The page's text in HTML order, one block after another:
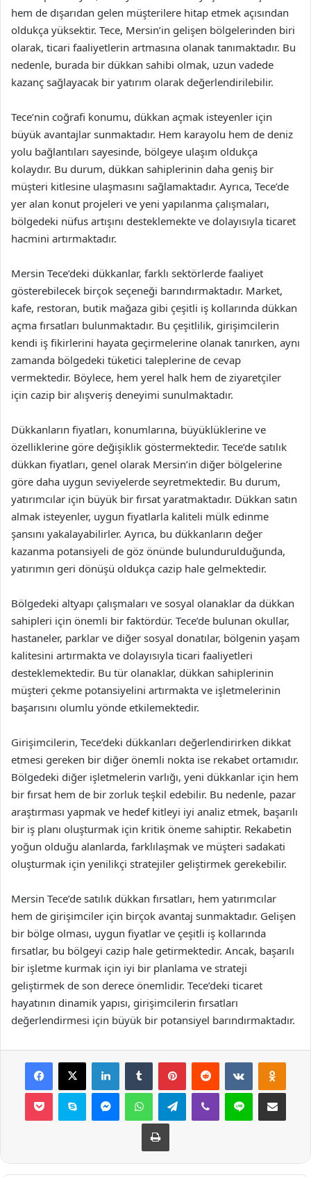
hem de dışarıdan gelen müşterilere hitap etmek açısından
oldukça yüksektir. Tece, Mersin’in gelişen bölgelerinden biri
olarak, ticari faaliyetlerin artmasına olanak tanımaktadır. Bu
nedenle, burada bir dükkan sahibi olmak, uzun vadede
kazanç sağlayacak bir yatırım olarak değerlendirilebilir.
Tece’nin coğrafi konumu, dükkan açmak isteyenler için
büyük avantajlar sunmaktadır. Hem karayolu hem de deniz
yolu bağlantıları sayesinde, bölgeye ulaşım oldukça
kolaydır. Bu durum, dükkan sahiplerinin daha geniş bir
müşteri kitlesine ulaşmasını sağlamaktadır. Ayrıca, Tece’de
yer alan konut projeleri ve yeni yapılanma çalışmaları,
bölgedeki nüfus artışını desteklemekte ve dolayısıyla ticaret
hacmini artırmaktadır.
Mersin Tece’deki dükkanlar, farklı sektörlerde faaliyet
gösterebilecek birçok seçeneği barındırmaktadır. Market,
kafe, restoran, butik mağaza gibi çeşitli iş kollarında dükkan
açma fırsatları bulunmaktadır. Bu çeşitlilik, girişimcilerin
kendi iş fikirlerini hayata geçirmelerine olanak tanırken, aynı
zamanda bölgedeki tüketici taleplerine de cevap
vermektedir. Böylece, hem yerel halk hem de ziyaretçiler
için cazip bir alışveriş deneyimi sunulmaktadır.
Dükkanların fiyatları, konumlarına, büyüklüklerine ve
özelliklerine göre değişiklik göstermektedir. Tece’de satılık
dükkan fiyatları, genel olarak Mersin’in diğer bölgelerine
göre daha uygun seviyelerde seyretmektedir. Bu durum,
yatırımcılar için büyük bir fırsat yaratmaktadır. Dükkan satın
almak isteyenler, uygun fiyatlarla kaliteli mülk edinme
şansını yakalayabilirler. Ayrıca, bu dükkanların değer
kazanma potansiyeli de göz önünde bulundurulduğunda,
yatırımın geri dönüşü oldukça cazip hale gelmektedir.
Bölgedeki altyapı çalışmaları ve sosyal olanaklar da dükkan
sahipleri için önemli bir faktördür. Tece’de bulunan okullar,
hastaneler, parklar ve diğer sosyal donatılar, bölgenin yaşam
kalitesini artırmakta ve dolayısıyla ticari faaliyetleri
desteklemektedir. Bu tür olanaklar, dükkan sahiplerinin
müşteri çekme potansiyelini artırmakta ve işletmelerinin
başarısını olumlu yönde etkilemektedir.
Girişimcilerin, Tece’deki dükkanları değerlendirirken dikkat
etmesi gereken bir diğer önemli nokta ise rekabet ortamıdır.
Bölgedeki diğer işletmelerin varlığı, yeni dükkanlar için hem
bir fırsat hem de bir zorluk teşkil edebilir. Bu nedenle, pazar
araştırması yapmak ve hedef kitleyi iyi analiz etmek, başarılı
bir iş planı oluşturmak için kritik öneme sahiptir. Rekabetin
yoğun olduğu alanlarda, farklılaşmak ve müşteri sadakati
oluşturmak için yenilikçi stratejiler geliştirmek gerekebilir.
Mersin Tece’de satılık dükkan fırsatları, hem yatırımcılar
hem de girişimciler için birçok avantaj sunmaktadır. Gelişen
bir bölge olması, uygun fiyatlar ve çeşitli iş kollarında
fırsatlar, bu bölgeyi cazip hale getirmektedir. Ancak, başarılı
bir işletme kurmak için iyi bir planlama ve strateji
geliştirmek de son derece önemlidir. Tece’deki ticaret
hayatının dinamik yapısı, girişimcilerin fırsatları
değerlendirmesi için büyük bir potansiyel barındırmaktadır.
Facebook
X LinkedInTumblr PinterestReddit VKontakte
Pocket Skype MessengerWhatsAppTelegramViber Line E-Posta ile
Yazdır